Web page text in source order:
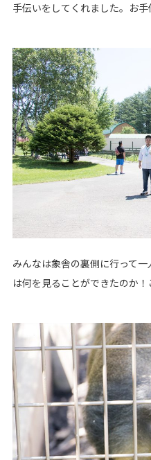
手伝いをしてくれました。お手
みんなは象舎の裏側に行って
は何を見ることができたのか